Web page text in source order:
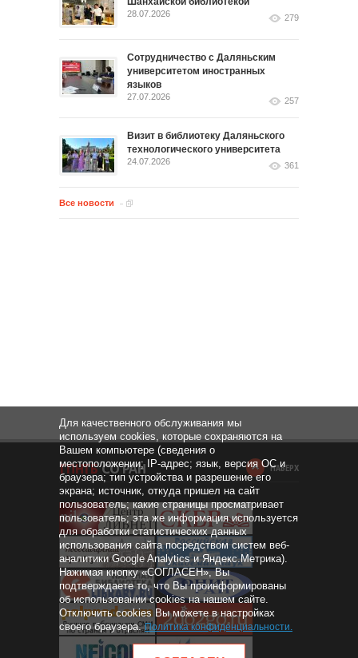
28.07.2026 279
Сотрудничество с Даляньским
университетом иностранных
языков
27.07.2026 257
Визит в библиотеку Даляньского
технологического университета
24.07.2026 361
Все новости
НАВЕРХ
Для качественного обслуживания мы
используем cookies, которые сохраняются на
Вашем компьютере (сведения о
местоположении; IP-адрес; язык, версия ОС и
браузера; тип устройства и разрешение его
экрана; источник, откуда пришел на сайт
пользователь; какие страницы просматривает
пользователь; эта же информация используется
для обработки статистических данных
использования сайта посредством систем веб-
аналитики Google Analytics и Яндекс.Метрика).
Нажимая кнопку «СОГЛАСЕН», Вы
подтверждаете то, что Вы проинформированы
об использовании cookies на нашем сайте.
Отключить cookies Вы можете в настройках
своего браузера.Политика конфиденциальности.